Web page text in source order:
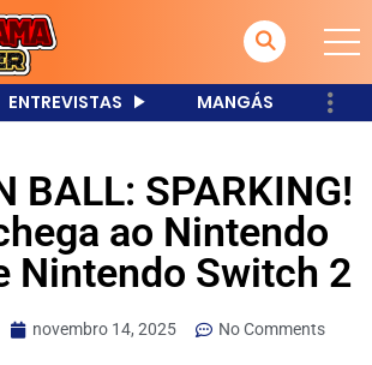
ENTREVISTAS MANGÁS
BALL: SPARKING!
ao Nintendo
Nintendo Switch 2
novembro 14, 2025 No Comments